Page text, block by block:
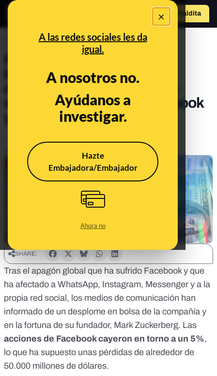
×
A las redes sociales les da
igual.
A nosotros no.
Ayúdanos a
investigar.
Hazte
Embajadora/Embajador
Ahora no
Hazte Maldita
PREBUNKING
Por qué una empresa
tecnológica puede perder
dinero cuando se caen sus
servicios: el caso de Facebook
y su descenso en bolsa
Publicado el
SHARE:
Tras el apagón global que ha sufrido Facebooky que
ha afectado a WhatsApp, Instagram, Messenger y a la
propia red social, los medios de comunicación han
informado de un desplome en bolsa de la compañía y
en la fortuna de su fundador, Mark Zuckerberg. Las
acciones de Facebook cayeron en torno a un 5%,
lo que ha supuesto unas pérdidas de alrededor de
50.000 millones de dólares.